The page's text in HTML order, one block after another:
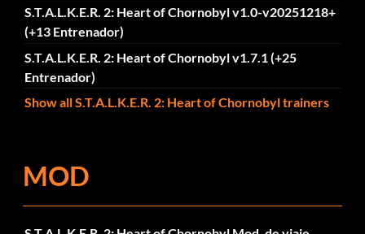
S.T.A.L.K.E.R. 2: Heart of Chornobyl v1.0-v20251218+
(+13 Entrenador)
S.T.A.L.K.E.R. 2: Heart of Chornobyl v1.7.1 (+25
Entrenador)
Show all S.T.A.L.K.E.R. 2: Heart of Chornobyl trainers
MOD